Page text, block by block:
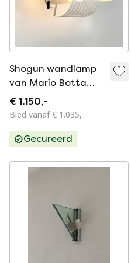
Shogun wandlamp
van Mario Botta
voor Artemide, jaren
80.
€ 1.150,-
Bied vanaf € 1.035,-
Gecureerd